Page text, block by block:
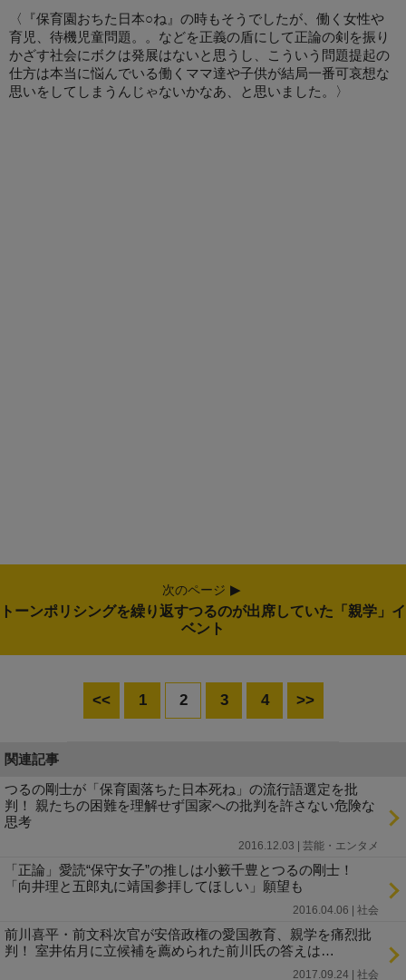
〈『保育園おちた日本○ね』の時もそうでしたが、働く女性や
育児、待機児童問題。。などを正義の盾にして正論の剣を振り
かざす社会にボクは発展はないと思うし、こういう問題提起の
仕方は本当に悩んでいる働くママ達や子供が結局一番可哀想な
思いをしてしまうんじゃないかなあ、と思いました。〉
次のページ
トーンポリシングを繰り返すつるのが出席していた「親学」イ
ベント
<< 1 2 3 4 >>
関連記事
つるの剛士が「保育園落ちた日本死ね」の流行語選定を批
判！ 親たちの困難を理解せず国家への批判を許さない危険な
思考
2016.12.03 | 芸能・エンタメ
「正論」愛読“保守女子”の推しは小籔千豊とつるの剛士！
「向井理と五郎丸に靖国参拝してほしい」願望も
2016.04.06 | 社会
前川喜平・前文科次官が安倍政権の愛国教育、親学を痛烈批
判！ 室井佑月に立候補を薦められた前川氏の答えは…
2017.09.24 | 社会